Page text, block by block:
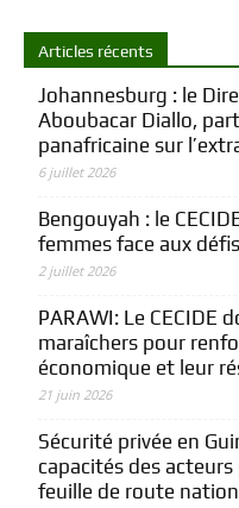
Articles récents
Johannesburg : le
Aboubacar Diallo,
panafricaine sur
6 juillet 2026
Bengouyah : le
femmes face aux
2 juillet 2026
PARAWI: Le CECIDE
maraîchers pour
économique et leur
21 juin 2026
Sécurité privée en
capacités des acteurs
feuille de route